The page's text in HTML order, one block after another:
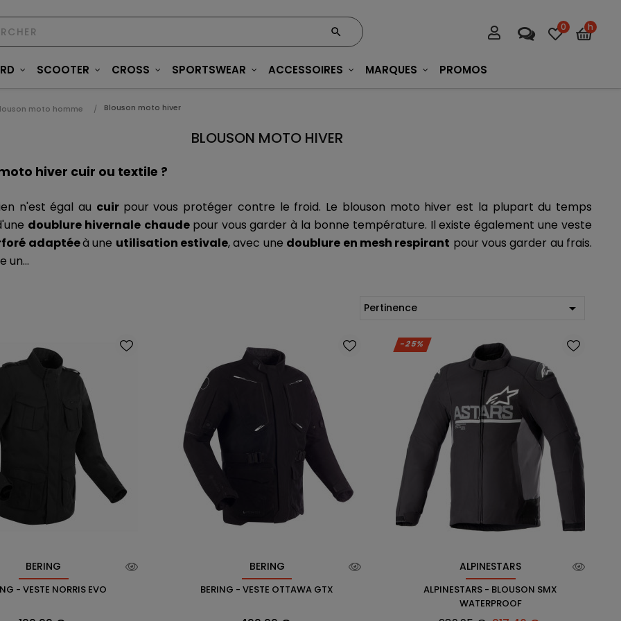
0 h
SCOOTER CROSS SPORTSWEAR ACCESSOIRES MARQUES PROMOS
moto homme Blouson moto hiver
BLOUSON MOTO HIVER
hiver cuir ou textile ?
n'est égal au cuir
doublure hivernale chaude pour vous garder à la bonne température. Il existe également une veste
adaptée à une utilisation estivale, avec une doublure en mesh respirant pour vous garder au frais.
un...
Pertinence 
BERING
- VESTE NORRIS EVO
BERING
BERING - VESTE OTTAWA GTX
-25%
ALPINESTARS
ALPINESTARS - BLOUSON SMX
WATERPROOF